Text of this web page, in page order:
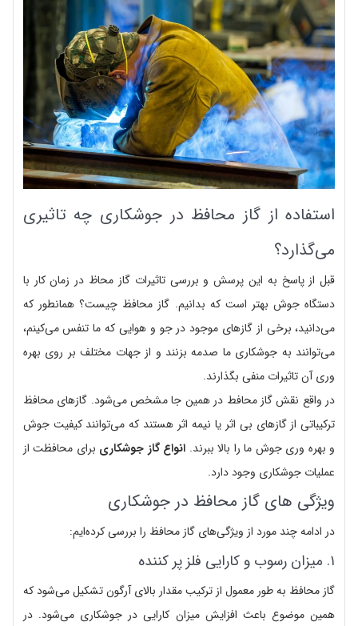
استفاده از گاز محافظ در جوشکاری چه تاثیری
می‌گذارد؟
قبل از پاسخ به این پرسش و بررسی تاثیرات گاز محاظ در زمان کار با
دستگاه جوش بهتر است که بدانیم. گاز محافظ چیست؟ همانطور که
می‌دانید، برخی از گازهای موجود در جو و هوایی که ما تنفس می‌کینم،
می‌توانند به جوشکاری ما صدمه بزنند و از جهات مختلف بر روی بهره
وری آن تاثیرات منفی بگذارند.
در واقع نقش گاز محافط در همین جا مشخص می‌شود. گازهای محافظ
ترکیباتی از گازهای بی اثر یا نیمه اثر هستند که می‌توانند کیفیت جوش
و بهره وری جوش ما را بالا ببرند. انواع گاز جوشکاری برای محافظت از
عملیات جوشکاری وجود دارد.
ویژگی های گاز محافظ در جوشکاری
در ادامه چند مورد از ویژگی‌های گاز محافظ را بررسی کرده‌ایم:
۱. میزان رسوب و کارایی فلز پر کننده
گاز محافظ به طور معمول از ترکیب مقدار بالای آرگون تشکیل می‌شود که
همین موضوع باعث افزایش میزان کارایی در جوشکاری می‌شود. در